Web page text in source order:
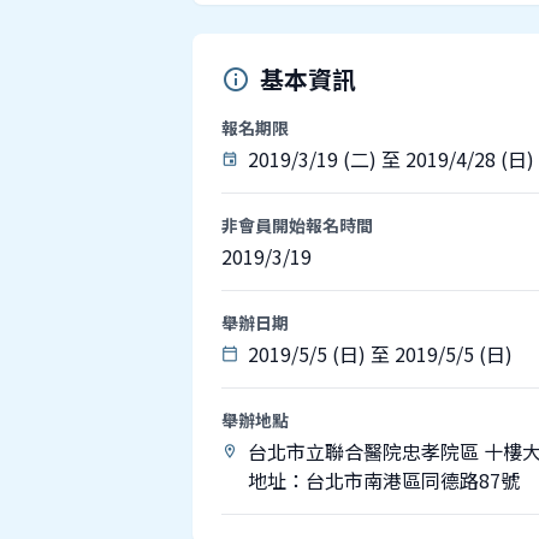
info 基本資訊
報名期限
event 2019/3/19 (二) 至 2019/4/28 (日)
非會員開始報名時間
2019/3/19
舉辦日期
calendar_today 2019/5/5 (日) 至 2019/5/5 (日)
舉辦地點
location_on
台北市立聯合醫院忠孝院區 十樓
地址：台北市南港區同德路87號